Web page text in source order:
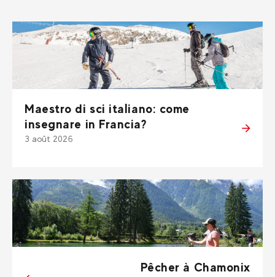
Pêcher à Chamonix
Maestro di sci italiano: come
insegnare in Francia?
3 août 2026